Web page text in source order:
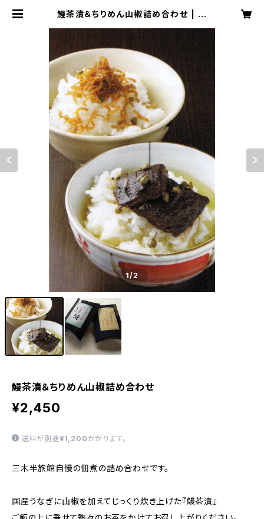
鰻茶漬＆ちりめん山椒詰め合わせ | 三
1/2
鰻茶漬＆ちりめん山椒詰め合わせ
¥2,450
送料が別途 ¥1,200 かかります。
三木半旅館自慢の佃煮の詰め合わせです。
国産うなぎに山椒を加えてじっくり炊き上げた『鰻茶漬』